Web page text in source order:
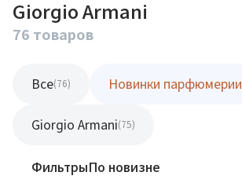
Giorgio Armani
76 товаров
Все(76) Новинки парфюмерии
Giorgio Armani(75)
ФильтрыПо новизне